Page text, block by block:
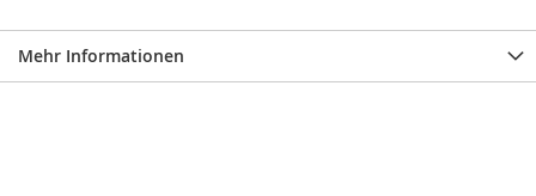
Mehr Informationen